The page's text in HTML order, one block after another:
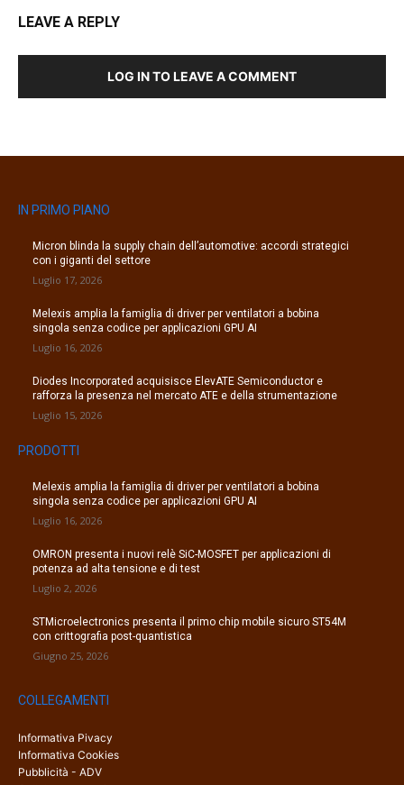
LEAVE A REPLY
LOG IN TO LEAVE A COMMENT
IN PRIMO PIANO
Micron blinda la supply chain dell’automotive: accordi strategici
con i giganti del settore
Luglio 17, 2026
Melexis amplia la famiglia di driver per ventilatori a bobina
singola senza codice per applicazioni GPU AI
Luglio 16, 2026
Diodes Incorporated acquisisce ElevATE Semiconductor e
rafforza la presenza nel mercato ATE e della strumentazione
Luglio 15, 2026
PRODOTTI
Melexis amplia la famiglia di driver per ventilatori a bobina
singola senza codice per applicazioni GPU AI
Luglio 16, 2026
OMRON presenta i nuovi relè SiC-MOSFET per applicazioni di
potenza ad alta tensione e di test
Luglio 2, 2026
STMicroelectronics presenta il primo chip mobile sicuro ST54M
con crittografia post-quantistica
Giugno 25, 2026
COLLEGAMENTI
Informativa Pivacy
Informativa Cookies
Pubblicità - ADV